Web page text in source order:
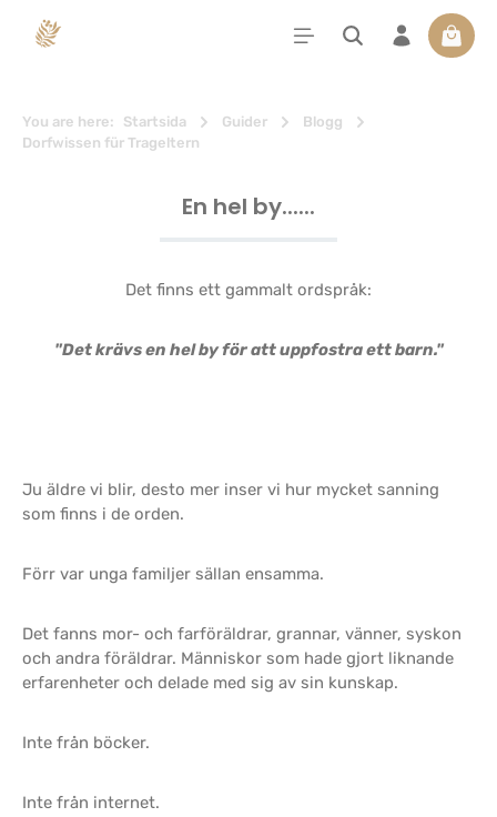
You are here: Startsida Guider
Blogg
Dorfwissen für Trageltern
En hel by......
Det finns ett gammalt ordspråk:
"Det krävs en hel by för att uppfostra ett barn."
Ju äldre vi blir, desto mer inser vi hur mycket sanning
som finns i de orden.
Förr var unga familjer sällan ensamma.
Det fanns mor- och farföräldrar, grannar, vänner, syskon
och andra föräldrar. Människor som hade gjort liknande
erfarenheter och delade med sig av sin kunskap.
Inte från böcker.
Inte från internet.